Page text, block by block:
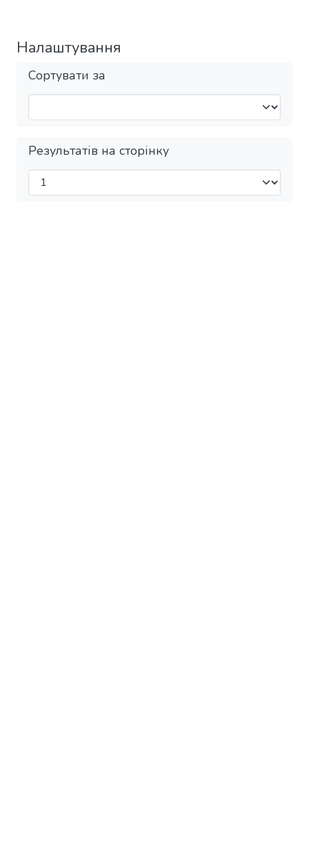
Налаштування
Сортувати за
Результатів на сторінку